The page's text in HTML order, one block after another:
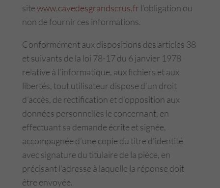
sitewww.cavedesgrandscrus.fr l’obligation ou
non de fournir ces informations.
Conformément aux dispositions des articles 38
et suivants de la loi 78-17 du 6 janvier 1978
relative à l’informatique, aux fichiers et aux
libertés, tout utilisateur dispose d’un droit
d’accès, de rectification et d’opposition aux
données personnelles le concernant, en
effectuant sa demande écrite et signée,
accompagnée d’une copie du titre d’identité
avec signature du titulaire de la pièce, en
précisant l’adresse à laquelle la réponse doit
être envoyée.